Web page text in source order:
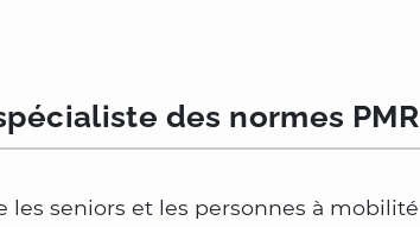
des normes PMR
les seniors et les personnes à mobilité